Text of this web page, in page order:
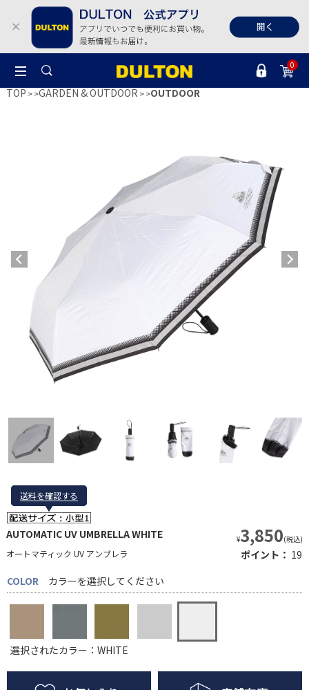
0
TOP >GARDEN & OUTDOOR >OUTDOOR
送料を確認する
送料を確認する
AUTOMATIC UV UMBRELLA WHITE
オートマティック UV アンブレラ
¥3,850(税込)
ポイント： 19
COLOR
カラーを選択してください
選択されたカラー：WHITE